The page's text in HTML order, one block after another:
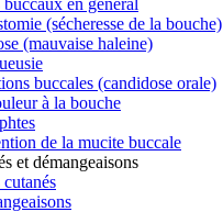
(sécheresse de la bouche)
(mauvaise haleine)
buccales (candidose orale)
à la bouche
de la mucite buccale
et démangeaisons
cutanés